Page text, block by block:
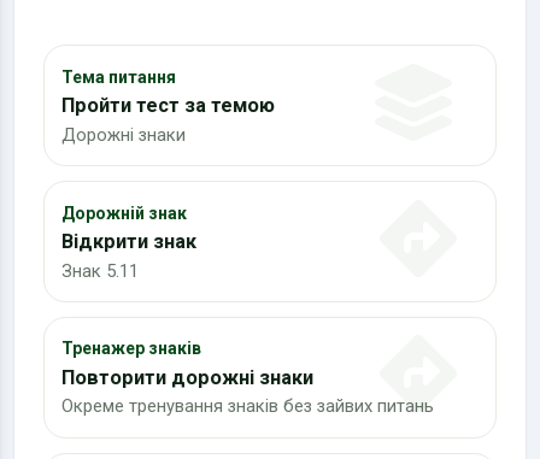
Тема питання
Пройти тест за темою
Дорожні знаки
Дорожній знак
Відкрити знак
Знак 5.11
Тренажер знаків
Повторити дорожні знаки
Окреме тренування знаків без зайвих питань